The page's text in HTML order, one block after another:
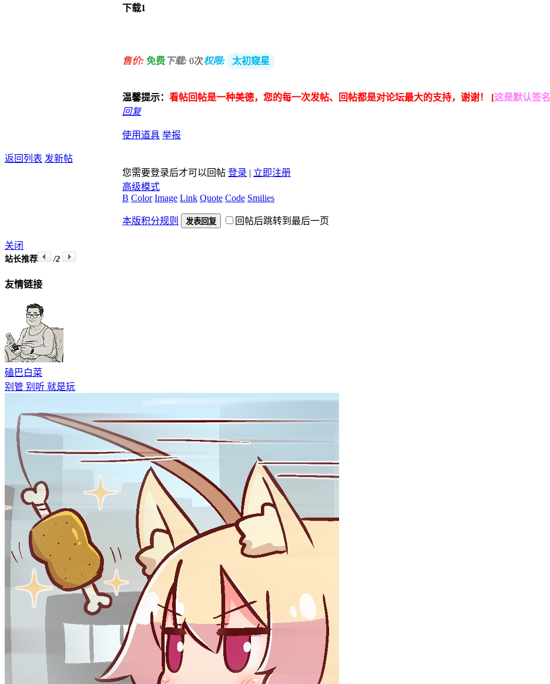
下载1
售价: 免费下载: 0次权限: 太初窥星
温馨提示： 看帖回帖是一种美德，您的每一次发帖、回帖都是对论坛最大的支持，谢谢！ [这是默认签名,
回复
使用道具 举报
返回列表 发新帖
您需要登录后才可以回帖 登录 | 立即注册
高级模式
B Color Image Link Quote Code Smilies
本版积分规则 发表回复 回帖后跳转到最后一页
关闭
站长推荐 /2
友情链接
磕巴白菜
别管 别听 就是玩